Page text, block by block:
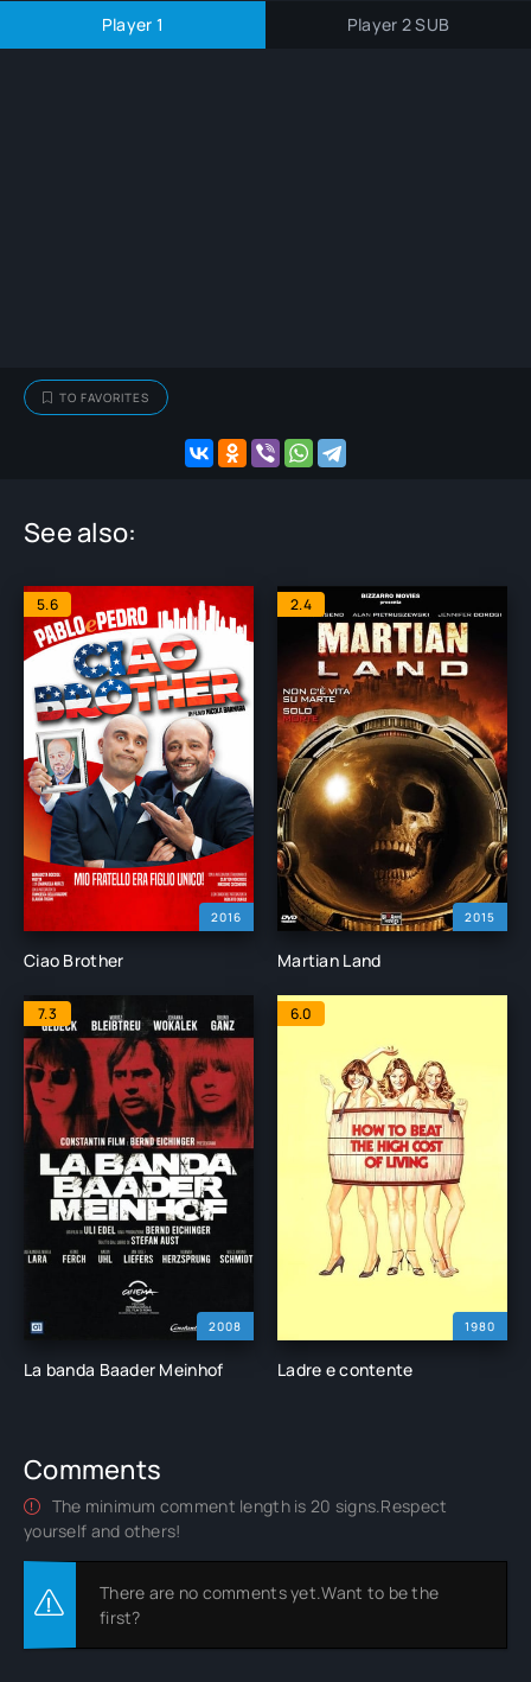
Player 1 Player 2 SUB
TO FAVORITES
See also:
2016
5.6
Ciao Brother
2015
2.4
Martian Land
2008
7.3
La banda Baader Meinhof
1980
6.0
Ladre e contente
Comments
The minimum comment length is 20 signs.Respect
yourself and others!
There are no comments yet.Want to be the
first?